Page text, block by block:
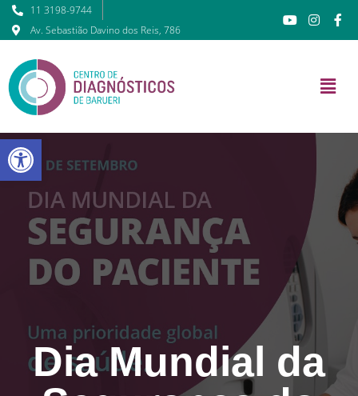
11 3198-9744
Av. Sebastião Davino dos Reis, 786
Dia Mundial da
Barra de Ferramentas